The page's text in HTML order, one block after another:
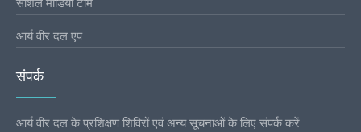
सोशल मीडिया टीम
आर्य वीर दल एप
संपर्क
आर्य वीर दल के प्रशिक्षण शिविरों एवं अन्य सूचनाओं के लिए संपर्क करें